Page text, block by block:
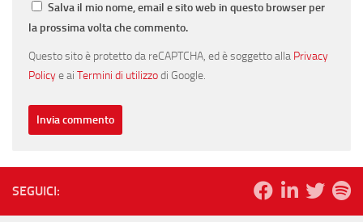
Salva il mio nome, email e sito web in questo browser per
la prossima volta che commento.
Questo sito è protetto da reCAPTCHA, ed è soggetto alla Privacy
Policye ai Termini di utilizzodi Google.
SEGUICI: